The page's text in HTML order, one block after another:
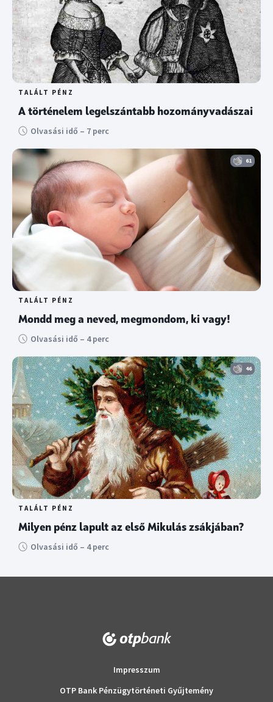
TALÁLT PÉNZ
A történelem legelszántabb hozományvadászai
Olvasási idő – 7 perc
61
TALÁLT PÉNZ
Mondd meg a neved, megmondom, ki vagy!
Olvasási idő – 4 perc
46
TALÁLT PÉNZ
Milyen pénz lapult az első Mikulás zsákjában?
Olvasási idő – 4 perc
Impresszum
OTP Bank Pénzügytörténeti Gyűjtemény